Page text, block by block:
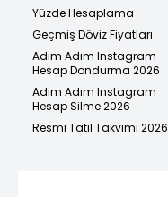
Yüzde Hesaplama
Geçmiş Döviz Fiyatları
Adım Adım Instagram
Hesap Dondurma 2026
Adım Adım Instagram
Hesap Silme 2026
Resmi Tatil Takvimi 2026